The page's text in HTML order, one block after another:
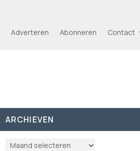
Adverteren Abonneren Contact
ARCHIEVEN